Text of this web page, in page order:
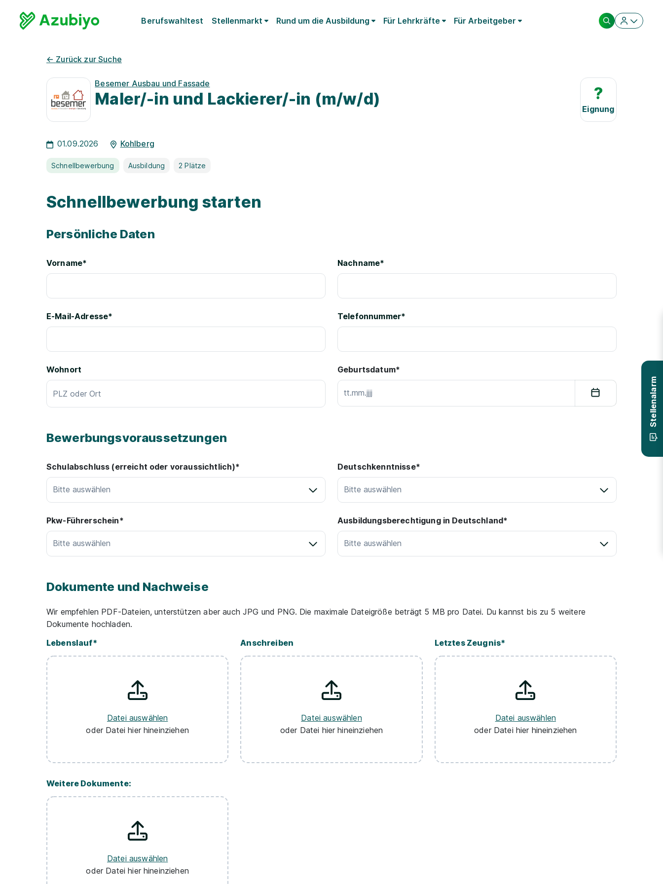
Berufswahltest Stellenmarkt Rund um die Ausbildung Für Lehrkräfte Für Arbeitgeber
← Zurück zur Suche
Besemer Ausbau und Fassade
Maler/-in und Lackierer/-in (m/w/d) ?
Eignung
01.09.2026 Kohlberg
Schnellbewerbung Ausbildung 2 Plätze
Schnellbewerbung starten
Persönliche Daten
Vorname* Nachname*
E-Mail-Adresse* Telefonnummer*
Wohnort Geburtsdatum*
Bewerbungsvoraussetzungen
Schulabschluss (erreicht oder voraussichtlich)*
Bitte auswählen
Deutschkenntnisse*
Bitte auswählen
Pkw-Führerschein*
Bitte auswählen
Ausbildungsberechtigung in Deutschland*
Bitte auswählen
Dokumente und Nachweise
Wir empfehlen PDF-Dateien, unterstützen aber auch JPG und PNG. Die maximale Dateigröße beträgt 5 MB pro Datei. Du kannst bis zu 5 weitere
Dokumente hochladen.
Lebenslauf*
Datei auswählen
oder Datei hier hineinziehen
Anschreiben
Datei auswählen
oder Datei hier hineinziehen
Letztes Zeugnis*
Datei auswählen
oder Datei hier hineinziehen
Weitere Dokumente:
Datei auswählen
oder Datei hier hineinziehen
Stellenalarm